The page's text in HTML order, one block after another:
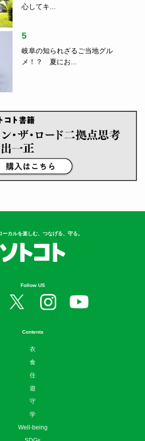
心してキ...
5
岐阜の知られざるご当地グル
メ！？ 夏にお...
ーカルを楽しむ、つなげる、守る。
Follow US
Contents
衣
食
住
遊
守
学
Well-being